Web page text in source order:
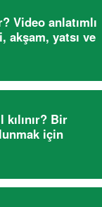
Video anlatımlı
akşam, yatsı ve
kılınır? Bir
için